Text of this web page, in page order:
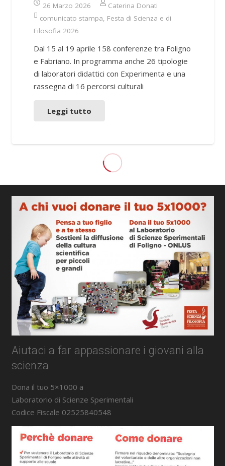
26 Marzo 2026
Caterina Donati
comunicato stampa, Festa di Scienza e di
Filosofia 2026
Dal 15 al 19 aprile 158 conferenze tra Foligno
e Fabriano. In programma anche 26 tipologie
di laboratori didattici con Experimenta e una
rassegna di 16 percorsi culturali
Leggi tutto
Einstein Telescope Italy protagonista al
25 Marzo 2026
Caterina Donati
Einstein Telescope in Europe
Telescope Italy
Martedì 24 marzo 2026, la candidatura
italiana a ospitare Einstein Telescope (ET) è
stata al centro della conferenza ‘Einstein
Telescope in Europe: an opportunity for
science, innovation and industry’, che si è